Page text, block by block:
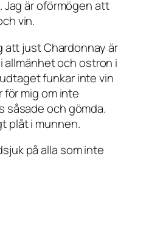
Jag är oförmögen att
vin.
att just Chardonnay är
allmänhet och ostron i
funkar inte vin
mig om inte
såsade och gömda.
plåt i munnen.
på alla som inte